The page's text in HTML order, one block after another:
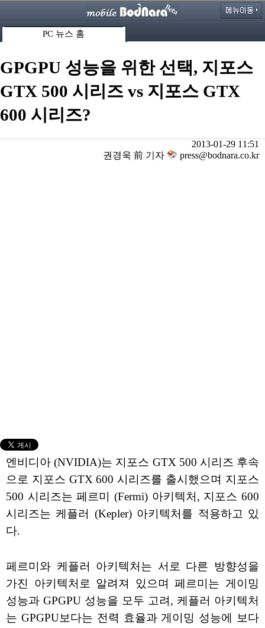
PC 뉴스 홈
GPGPU 성능을 위한 선택, 지포스
GTX 500 시리즈 vs 지포스 GTX
600 시리즈?
2013-01-29 11:51
권경욱 前 기자
press@bodnara.co.kr
엔비디아 (NVIDIA)는 지포스 GTX 500 시리즈 후속
으로 지포스 GTX 600 시리즈를 출시했으며 지포스
500 시리즈는 페르미 (Fermi) 아키텍처, 지포스 600
시리즈는 케플러 (Kepler) 아키텍처를 적용하고 있
다.
페르미와 케플러 아키텍처는 서로 다른 방향성을
가진 아키텍처로 알려져 있으며 페르미는 게이밍
성능과 GPGPU 성능을 모두 고려, 케플러 아키텍처
는 GPGPU보다는 전력 효율과 게이밍 성능에 보다